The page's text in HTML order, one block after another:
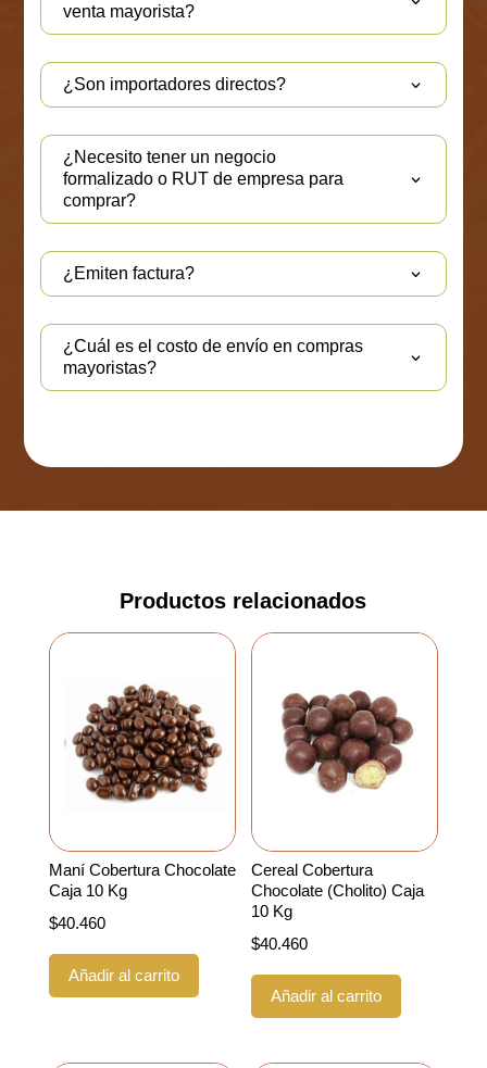
venta mayorista?
¿Son importadores directos?
¿Necesito tener un negocio
formalizado o RUT de empresa para
comprar?
¿Emiten factura?
¿Cuál es el costo de envío en compras
mayoristas?
Productos relacionados
Maní Cobertura Chocolate
Caja 10 Kg
$40.460
Añadir al carrito
Cereal Cobertura
Chocolate (Cholito) Caja
10 Kg
$40.460
Añadir al carrito